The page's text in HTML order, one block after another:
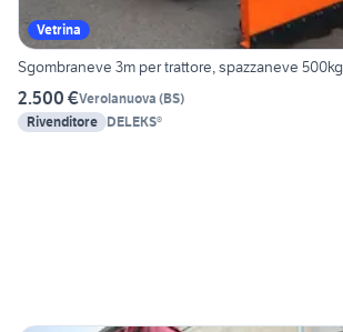
Vetrina
Sgombraneve 3m per trattore, spazzaneve 500kg
2.500 €Verolanuova (BS)
Rivenditore DELEKS®